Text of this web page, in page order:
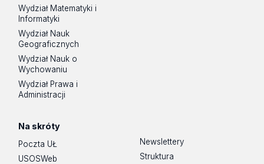
Wydział Matematyki i
Informatyki
Wydział Nauk
Geograficznych
Wydział Nauk o
Wychowaniu
Wydział Prawa i
Administracji
Na skróty
Poczta UŁ
USOSWeb
Newslettery
Struktura